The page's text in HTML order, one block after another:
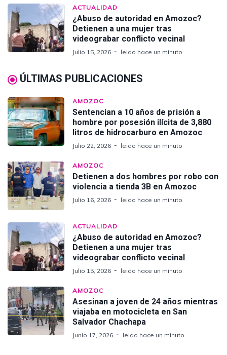
ACTUALIDAD
¿Abuso de autoridad en Amozoc?
Detienen a una mujer tras
videograbar conflicto vecinal
Julio 15, 2026 leido hace un minuto
ÚLTIMAS PUBLICACIONES
AMOZOC
Sentencian a 10 años de prisión a
hombre por posesión ilícita de 3,880
litros de hidrocarburo en Amozoc
Julio 22, 2026 leido hace un minuto
AMOZOC
Detienen a dos hombres por robo con
violencia a tienda 3B en Amozoc
Julio 16, 2026 leido hace un minuto
ACTUALIDAD
¿Abuso de autoridad en Amozoc?
Detienen a una mujer tras
videograbar conflicto vecinal
Julio 15, 2026 leido hace un minuto
AMOZOC
Asesinan a joven de 24 años mientras
viajaba en motocicleta en San
Salvador Chachapa
Junio 17, 2026 leido hace un minuto